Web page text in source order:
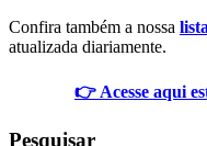
Confira também a nossa
atualizada diariamente.
👉 Acesse aqui
Pesquisar